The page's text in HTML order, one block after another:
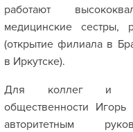
работают
медицинские сестры,
(открытие филиала в
в Иркутске).
Для коллег и
общественности
авторитетным